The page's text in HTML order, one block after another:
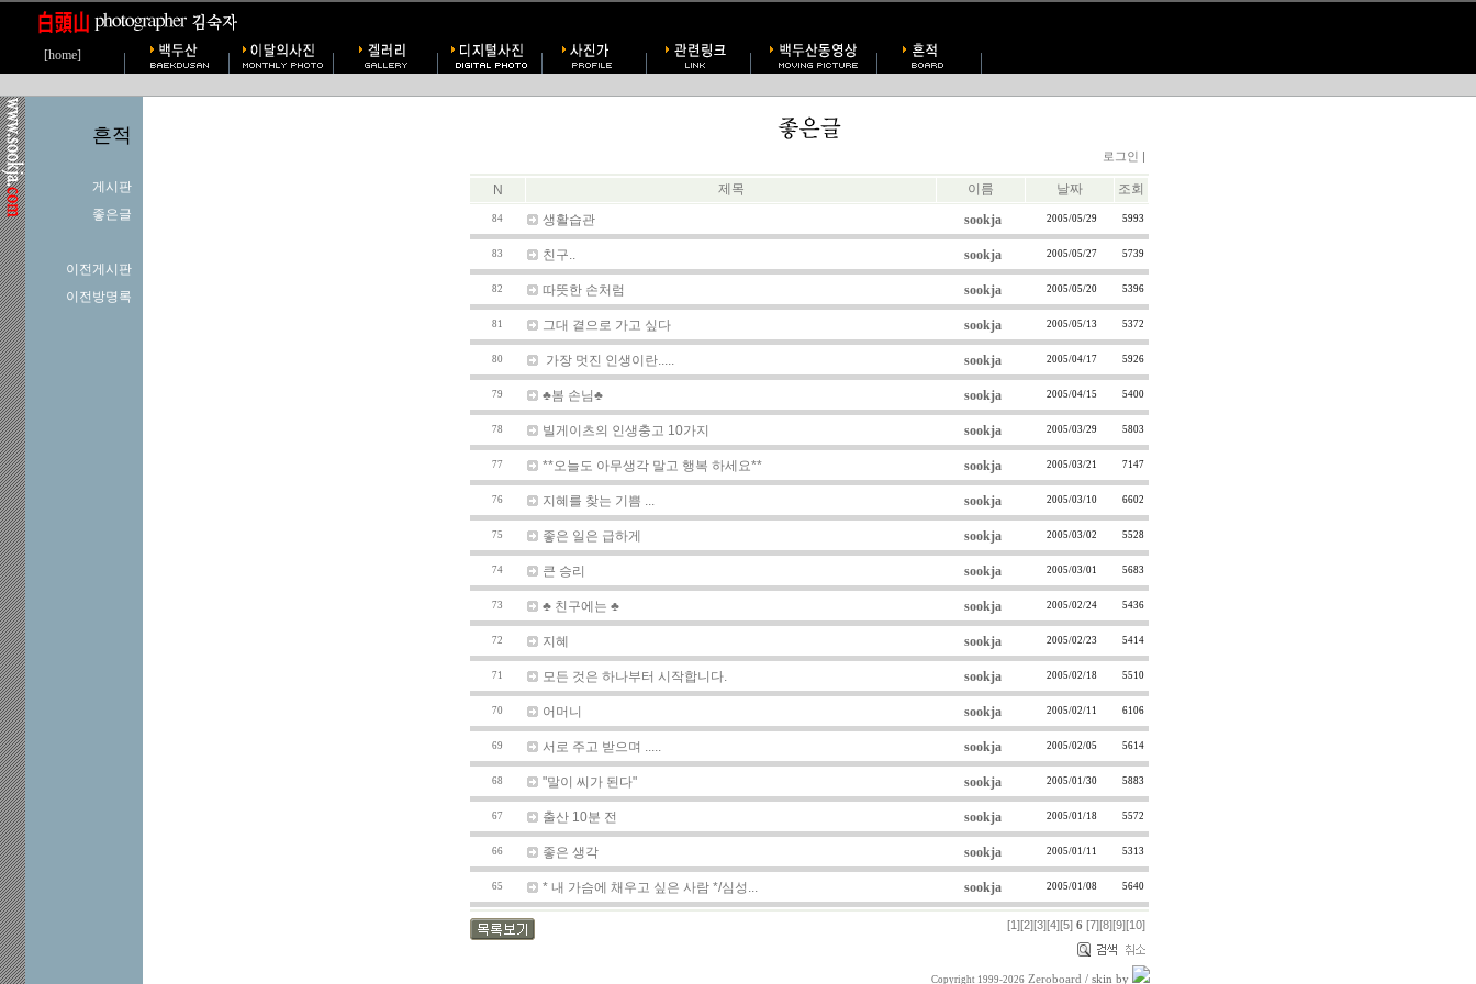
[home]
흔적
게시판
좋은글
이전게시판
이전방명록
로그인 |
N 제목 이름 날짜 조회
84 생활습관 sookja 2005/05/29 5993
83 친구.. sookja 2005/05/27 5739
82 따뜻한 손처럼 sookja 2005/05/20 5396
81 그대 곁으로 가고 싶다 sookja 2005/05/13 5372
80 가장 멋진 인생이란..... sookja 2005/04/17 5926
79 ♣봄 손님♣ sookja 2005/04/15 5400
78 빌게이츠의 인생충고 10가지 sookja 2005/03/29 5803
77 **오늘도 아무생각 말고 행복 하세요** sookja 2005/03/21 7147
76 지혜를 찾는 기쁨 ... sookja 2005/03/10 6602
75 좋은 일은 급하게 sookja 2005/03/02 5528
74 큰 승리 sookja 2005/03/01 5683
73 ♣ 친구에는 ♣ sookja 2005/02/24 5436
72 지혜 sookja 2005/02/23 5414
71 모든 것은 하나부터 시작합니다. sookja 2005/02/18 5510
70 어머니 sookja 2005/02/11 6106
69 서로 주고 받으며 ..... sookja 2005/02/05 5614
68 "말이 씨가 된다" sookja 2005/01/30 5883
67 출산 10분 전 sookja 2005/01/18 5572
66 좋은 생각 sookja 2005/01/11 5313
65 * 내 가슴에 채우고 싶은 사람 */심성... sookja 2005/01/08 5640
[1][2][3][4][5] 6 [7][8][9][10]
Copyright 1999-2026 Zeroboard / skin by